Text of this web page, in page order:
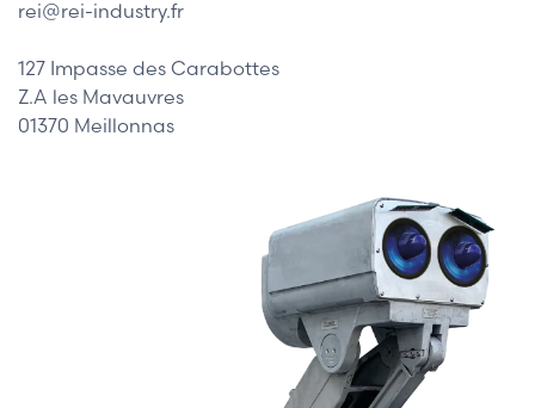
rei@rei-industry.fr
127 Impasse des Carabottes
Z.A les Mavauvres
01370 Meillonnas